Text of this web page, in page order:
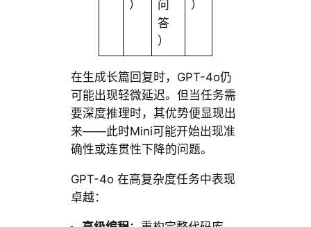
）
问
答
）
）
在生成长篇回复时，GPT-4o仍
可能出现轻微延迟。但当任务需
要深度推理时，其优势便显现出
来——此时Mini可能开始出现准
确性或连贯性下降的问题。
GPT-4o 在高复杂度任务中表现
卓越：